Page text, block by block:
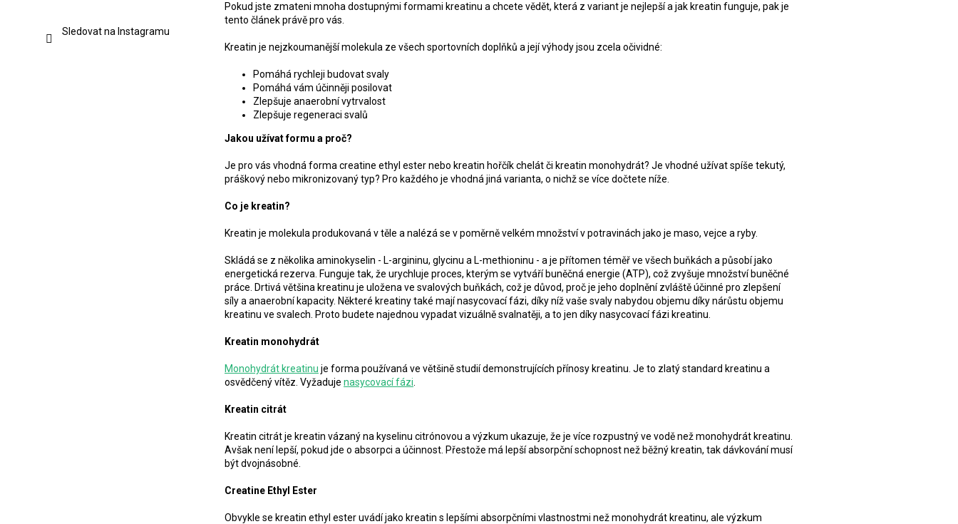
Sledovat na Instagramu
Pokud jste zmateni mnoha dostupnými formami kreatinu a chcete vědět, která z variant je nejlepší a jak kreatin funguje, pak je
tento článek právě pro vás.
Kreatin je nejzkoumanější molekula ze všech sportovních doplňků a její výhody jsou zcela očividné:
Pomáhá rychleji budovat svaly
Pomáhá vám účinněji posilovat
Zlepšuje anaerobní vytrvalost
Zlepšuje regeneraci svalů
Jakou užívat formu a proč?
Je pro vás vhodná forma creatine ethyl ester nebo kreatin hořčík chelát či kreatin monohydrát? Je vhodné užívat spíše tekutý,
práškový nebo mikronizovaný typ? Pro každého je vhodná jiná varianta, o nichž se více dočtete níže.
Co je kreatin?
Kreatin je molekula produkovaná v těle a nalézá se v poměrně velkém množství v potravinách jako je maso, vejce a ryby.
Skládá se z několika aminokyselin - L-argininu, glycinu a L-methioninu - a je přítomen téměř ve všech buňkách a působí jako
energetická rezerva. Funguje tak, že urychluje proces, kterým se vytváří buněčná energie (ATP), což zvyšuje množství buněčné
práce. Drtivá většina kreatinu je uložena ve svalových buňkách, což je důvod, proč je jeho doplnění zvláště účinné pro zlepšení
síly a anaerobní kapacity. Některé kreatiny také mají nasycovací fázi, díky níž vaše svaly nabydou objemu díky nárůstu objemu
kreatinu ve svalech. Proto budete najednou vypadat vizuálně svalnatěji, a to jen díky nasycovací fázi kreatinu.
Kreatin monohydrát
Monohydrát kreatinu je forma používaná ve většině studií demonstrujících přínosy kreatinu. Je to zlatý standard kreatinu a
osvědčený vítěz. Vyžaduje nasycovací fázi
Kreatin citrát
Kreatin citrát je kreatin vázaný na kyselinu citrónovou a výzkum ukazuje, že je více rozpustný ve vodě než monohydrát kreatinu.
Avšak není lepší, pokud jde o absorpci a účinnost. Přestože má lepší absorpční schopnost než běžný kreatin, tak dávkování musí
být dvojnásobné.
Creatine Ethyl Ester
Obvykle se kreatin ethyl ester uvádí jako kreatin s lepšími absorpčními vlastnostmi než monohydrát kreatinu, ale výzkum